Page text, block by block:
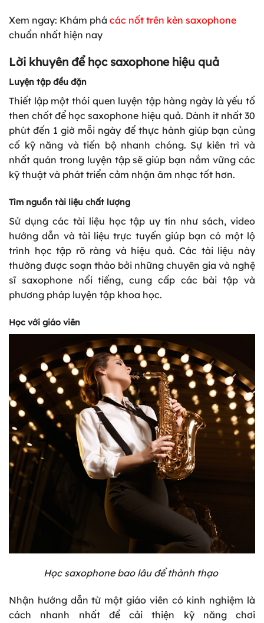
Xem ngay: Khám phá các nốt trên kèn saxophone
chuẩn nhất hiện nay
Lời khuyên để học saxophone hiệu quả
Luyện tập đều đặn
Thiết lập một thói quen luyện tập hàng ngày là yếu tố
then chốt để học saxophone hiệu quả. Dành ít nhất 30
phút đến 1 giờ mỗi ngày để thực hành giúp bạn củng
cố kỹ năng và tiến bộ nhanh chóng. Sự kiên trì và
nhất quán trong luyện tập sẽ giúp bạn nắm vững các
kỹ thuật và phát triển cảm nhận âm nhạc tốt hơn.
Tìm nguồn tài liệu chất lượng
Sử dụng các tài liệu học tập uy tín như sách, video
hướng dẫn và tài liệu trực tuyến giúp bạn có một lộ
trình học tập rõ ràng và hiệu quả. Các tài liệu này
thường được soạn thảo bởi những chuyên gia và nghệ
sĩ saxophone nổi tiếng, cung cấp các bài tập và
phương pháp luyện tập khoa học.
Học với giáo viên
Học saxophone bao lâu để thành thạo
Nhận hướng dẫn từ một giáo viên có kinh nghiệm là
cách nhanh nhất để cải thiện kỹ năng chơi